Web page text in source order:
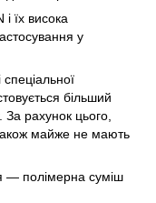
їх висока
у
більший
За рахунок цього,
також майже не мають
— полімерна суміш